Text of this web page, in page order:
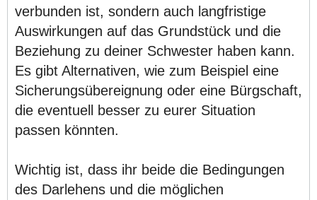
verbunden ist, sondern auch langfristige
Auswirkungen auf das Grundstück und die
Beziehung zu deiner Schwester haben kann.
Es gibt Alternativen, wie zum Beispiel eine
Sicherungsübereignung oder eine Bürgschaft,
die eventuell besser zu eurer Situation
passen könnten.
Wichtig ist, dass ihr beide die Bedingungen
des Darlehens und die möglichen